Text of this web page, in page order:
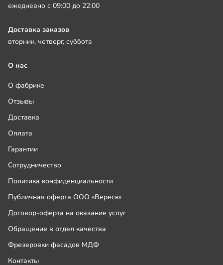
ежедневно с 09:00 до 22:00
Доставка заказов
вторник, четверг, суббота
О нас
О фабрике
Отзывы
Доставка
Оплата
Гарантии
Сотрудничество
Политика конфиденциальности
Публичная оферта ООО «Вереск»
Договор-оферта на оказание услуг
Обращение в отдел качества
Фрезеровки фасадов МДФ
Контакты